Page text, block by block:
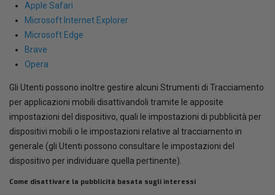
Apple Safari
Microsoft Internet Explorer
Microsoft Edge
Brave
Opera
Gli Utenti possono inoltre gestire alcuni Strumenti di Tracciamento
per applicazioni mobili disattivandoli tramite le apposite
impostazioni del dispositivo, quali le impostazioni di pubblicità per
dispositivi mobili o le impostazioni relative al tracciamento in
generale (gli Utenti possono consultare le impostazioni del
dispositivo per individuare quella pertinente).
Come disattivare la pubblicità basata sugli interessi